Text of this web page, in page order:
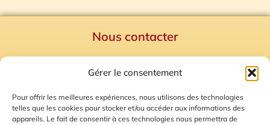
Gérer le consentement
Pour offrir les meilleures expériences, nous utilisons des technologies
telles que les cookies pour stocker et/ou accéder aux informations des
appareils. Le fait de consentir à ces technologies nous permettra de
Nous contacter
Mentions Légales
Plan du site
Gestion des Cookies